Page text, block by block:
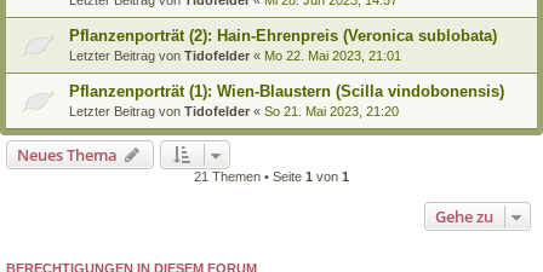
Pflanzenporträt (2): Hain-Ehrenpreis (Veronica sublobata)
Letzter Beitrag von Tidofelder « Mo 22. Mai 2023, 21:01
Pflanzenporträt (1): Wien-Blaustern (Scilla vindobonensis)
Letzter Beitrag von Tidofelder « So 21. Mai 2023, 21:20
Neues Thema
21 Themen • Seite 1 von 1
Gehe zu
BERECHTIGUNGEN IN DIESEM FORUM